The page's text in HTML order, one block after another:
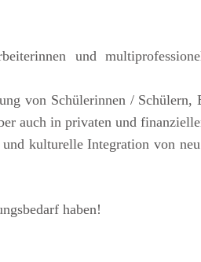
und
von Schülerinnen /
auch in privaten und
kulturelle Integration von
haben!